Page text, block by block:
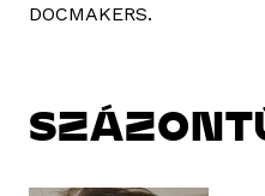
DOCMAKERS.